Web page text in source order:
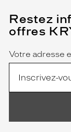
Restez
offres
Name
Votre adresse
(Ce
champ
est
obligatoire)